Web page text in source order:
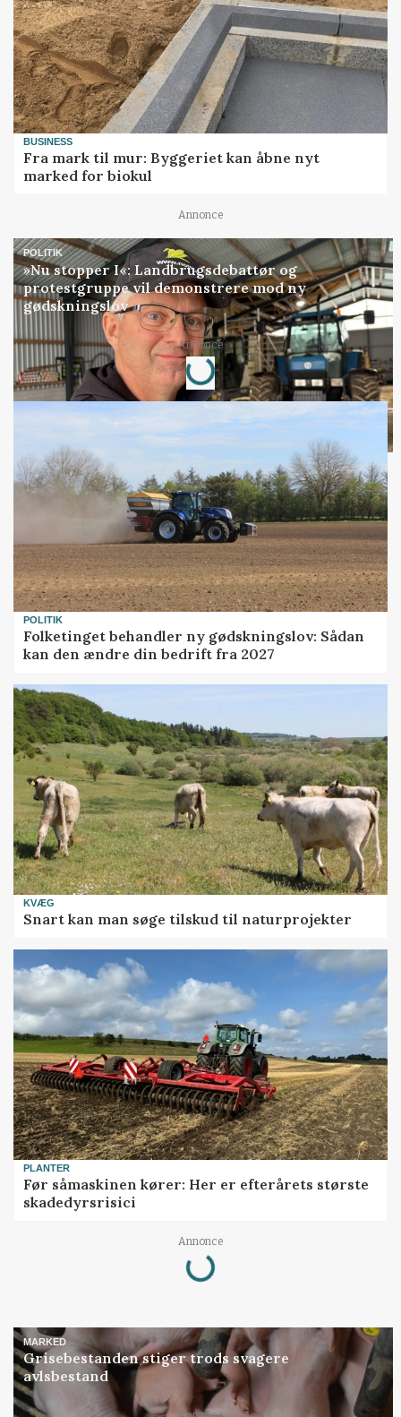
BUSINESS
Fra mark til mur: Byggeriet kan åbne nyt
marked for biokul
Annonce
POLITIK
»Nu stopper I«: Landbrugsdebattør og
protestgruppe vil demonstrere mod ny
gødskningslov
Annonce
Loading...
POLITIK
Folketinget behandler ny gødskningslov: Sådan
kan den ændre din bedrift fra 2027
KVÆG
Snart kan man søge tilskud til naturprojekter
PLANTER
Før såmaskinen kører: Her er efterårets største
skadedyrsrisici
Annonce
Loading...
MARKED
Grisebestanden stiger trods svagere
avlsbestand